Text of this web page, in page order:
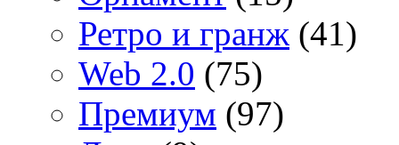
Ретро и гранж (41)
Web 2.0 (75)
Премиум (97)